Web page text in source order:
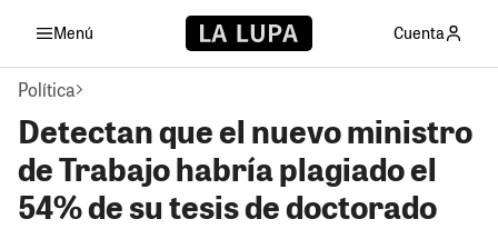
Menú Cuenta
Política
Detectan que el nuevo ministro
de Trabajo habría plagiado el
54% de su tesis de doctorado